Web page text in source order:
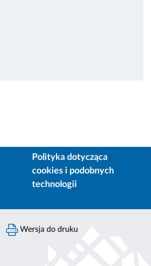
Polityka dotycząca
cookies i podobnych
technologii
Wersja do druku